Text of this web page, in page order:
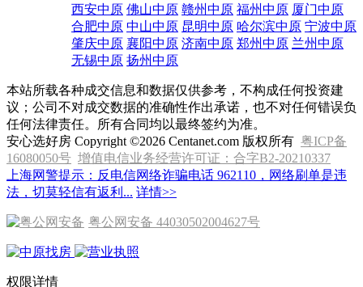
西安中原 佛山中原 赣州中原 福州中原 厦门中原
合肥中原 中山中原 昆明中原 哈尔滨中原 宁波中原
肇庆中原 襄阳中原 济南中原 郑州中原 兰州中原
无锡中原 扬州中原
本站所载各种成交信息和数据仅供参考，不构成任何投资建
议；公司不对成交数据的准确性作出承诺，也不对任何错误负
任何法律责任。所有合同均以最终签约为准。
安心选好房 Copyright ©2026 Centanet.com 版权所有 粤ICP备
16080050号 增值电信业务经营许可证：合字B2-20210337
上海网警提示：反电信网络诈骗电话 962110，网络刷单是违
法，切莫轻信有返利... 详情>>
粤公网安备 44030502004627号
权限详情